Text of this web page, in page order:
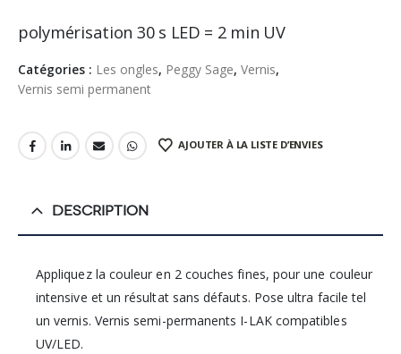
polymérisation 30 s LED = 2 min UV
Catégories : Les ongles, Peggy Sage, Vernis,
Vernis semi permanent
AJOUTER À LA LISTE D’ENVIES
DESCRIPTION
Appliquez la couleur en 2 couches fines, pour une couleur
intensive et un résultat sans défauts. Pose ultra facile tel
un vernis. Vernis semi-permanents I-LAK compatibles
UV/LED.